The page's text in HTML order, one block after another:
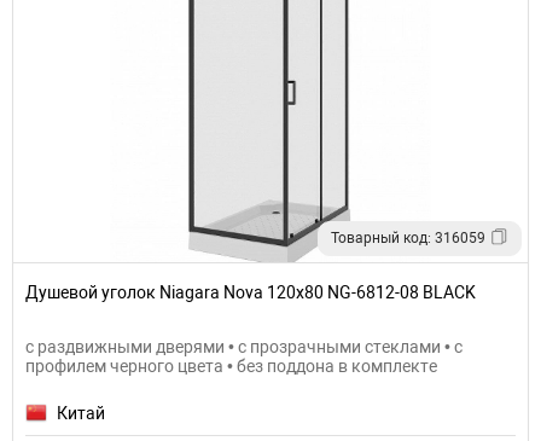
Товарный код: 316059
Душевой уголок Niagara Nova 120х80 NG-6812-08 BLACK
с раздвижными дверями • с прозрачными стеклами • с
профилем черного цвета • без поддона в комплекте
Китай